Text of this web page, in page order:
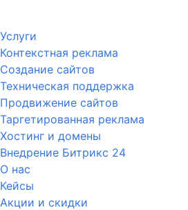
Услуги
Контекстная реклама
Создание сайтов
Техническая поддержка
Продвижение сайтов
Таргетированная реклама
Хостинг и домены
Внедрение Битрикс 24
О нас
Кейсы
Акции и скидки